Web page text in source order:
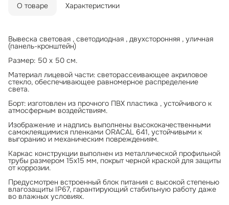
О товаре Характеристики
Вывеска световая , светодиодная , двухсторонняя , уличная
(панель-кронштейн)
Размер: 50 х 50 см.
Материал лицевой части: светорассеивающее акриловое
стекло, обеспечивающее равномерное распределение
света.
Борт: изготовлен из прочного ПВХ пластика , устойчивого к
атмосферным воздействиям.
Изображение и надпись выполнены высококачественными
самоклеящимися пленками ORACAL 641, устойчивыми к
выгоранию и механическим повреждениям.
Каркас конструкции выполнен из металлической профильной
трубы размером 15x15 мм, покрыт черной краской для защиты
от коррозии.
Предусмотрен встроенный блок питания с высокой степенью
влагозащиты IP67, гарантирующий стабильную работу даже
во влажных условиях.